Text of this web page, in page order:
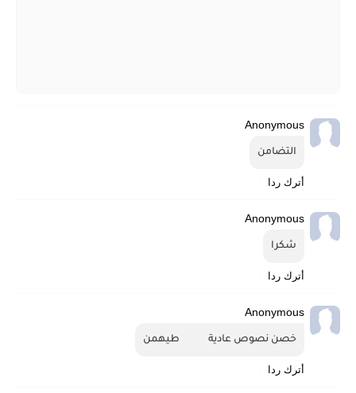
Anonymous
التضامن
أترك ردا
Anonymous
شكرا
أترك ردا
Anonymous
خصن نصوص عادية            طيهمن
أترك ردا